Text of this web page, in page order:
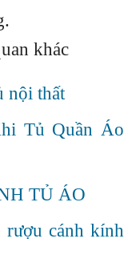
khác
nội thất
Tủ Quần Áo
TỦ ÁO
cánh kính